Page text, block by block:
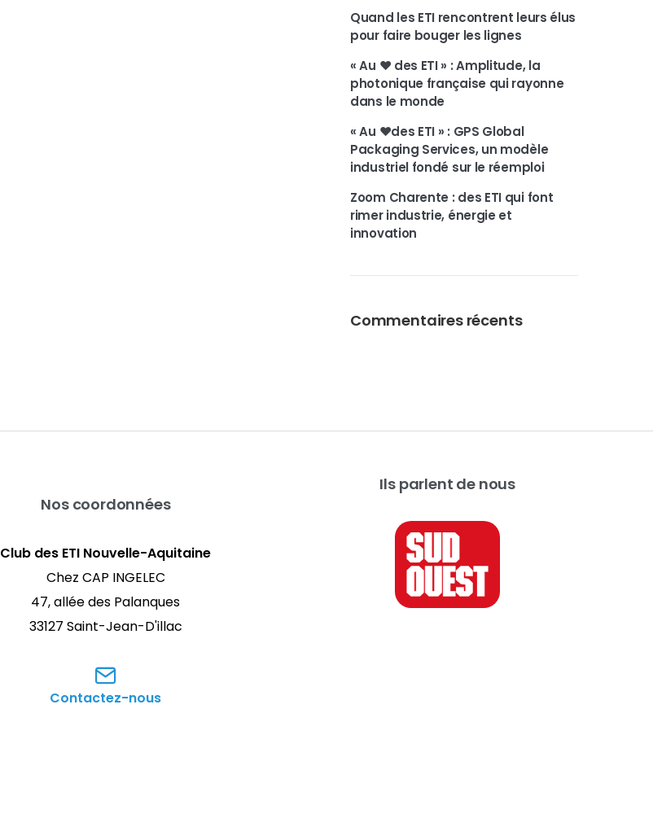
Quand les ETI rencontrent leurs élus
pour faire bouger les lignes
« Au ❤️ des ETI » : Amplitude, la
photonique française qui rayonne
dans le monde
« Au ❤️des ETI » : GPS Global
Packaging Services, un modèle
industriel fondé sur le réemploi
Zoom Charente : des ETI qui font
rimer industrie, énergie et
innovation
Commentaires récents
Nos coordonnées
Club des ETI Nouvelle-Aquitaine
Chez CAP INGELEC
47, allée des Palanques
33127 Saint-Jean-D'illac
Contactez-nous
Ils parlent de nous